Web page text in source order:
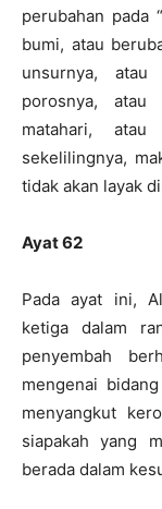
perubahan pada
bumi, atau
unsurnya,
porosnya, atau
matahari,
sekelilingnya,
tidak akan layak
Ayat 62
Pada ayat ini,
ketiga dalam
penyembah
mengenai
menyangkut
siapakah yang
berada dalam